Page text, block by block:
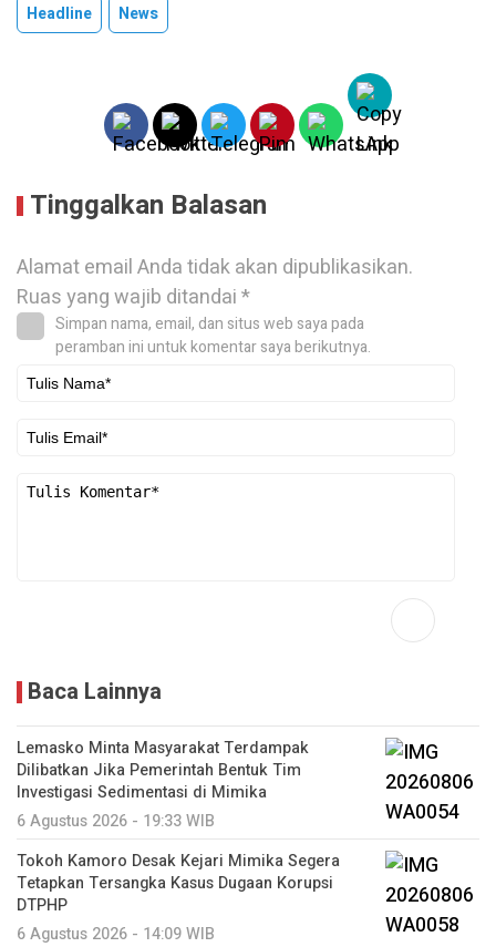
Headline News
Tinggalkan Balasan
Alamat email Anda tidak akan dipublikasikan.
Ruas yang wajib ditandai*
Simpan nama, email, dan situs web saya pada
peramban ini untuk komentar saya berikutnya.
Baca Lainnya
Lemasko Minta Masyarakat Terdampak
Dilibatkan Jika Pemerintah Bentuk Tim
Investigasi Sedimentasi di Mimika
6 Agustus 2026 - 19:33 WIB
Tokoh Kamoro Desak Kejari Mimika Segera
Tetapkan Tersangka Kasus Dugaan Korupsi
DTPHP
6 Agustus 2026 - 14:09 WIB